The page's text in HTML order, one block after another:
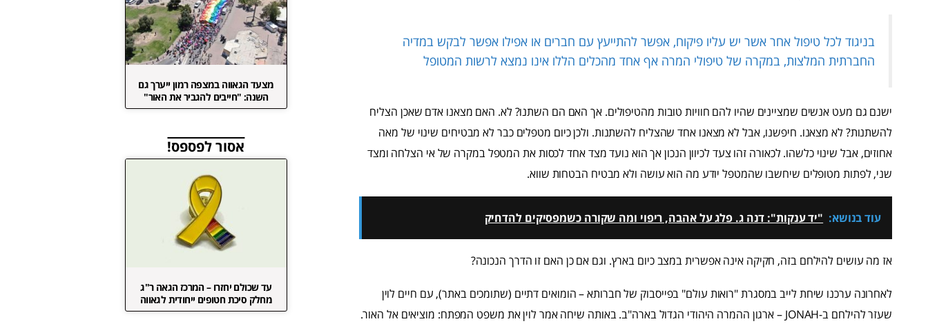
בניגוד לכל טיפול אחר אשר יש עליו פיקוח, אפשר להתייעץ עם חברים או אפילו אפשר לבקש במדיה
החברתית המלצות, במקרה של טיפולי המרה אף אחד מהכלים הללו אינו נמצא לרשות המטופל
ישנם גם מעט אנשים שמציינים שהיו להם חוויות טובות מהטיפולים. אך האם הם השתנו? לא. האם מצאנו אדם שאכן הצליח
להשתנות? לא מצאנו. חיפשנו, אבל לא מצאנו אחד שהצליח להשתנות. ולכן כיום מטפלים כבר לא מבטיחים שינוי של מאה
אחוזים, אבל שינוי כלשהו. לכאורה זהו צעד לכיוון הנכון אך הוא נועד מצד אחד לכסות את המטפל במקרה של אי הצלחה ומצד
שני, לפתות מטופלים שיחשבו שהמטפל יודע מה הוא עושה ולא מבטיח הבטחות שווא.
עוד בנושא: "יד ענקות": דנה ג. פלג על אהבה, ריפוי ומה שקורה כשמפסיקים להדחיק
אז מה עושים להילחם בזה, חקיקה אינה אפשרית במצב כיום בארץ. וגם אם כן האם זו הדרך הנכונה?
לאחרונה ערכנו שיחת לייב במסגרת "רואות עולם" בפייסבוק של חברותא – הומואים דתיים (שתומכים באתר), עם חיים לוין
שעזר להילחם ב-JONAH – ארגון ההמרה היהודי הגדול בארה"ב. באותה שיחה אמר לוין את משפט המפתח: מוציאים אל האור.
מצעד הגאווה במצפה רמון ייערך גם
השנה: "חייבים להגביר את האור"
אסור לפספס!
עד שכולם יחזרו – המרכז הגאה ר"ג
מחלק סיכת חטופים ייחודית לגאווה